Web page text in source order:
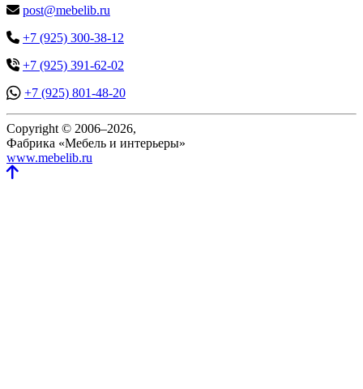
post@mebelib.ru
+7 (925) 300-38-12
+7 (925) 391-62-02
+7 (925) 801-48-20
Copyright © 2006–2026,
Фабрика «Мебель и интерьеры»
www.mebelib.ru